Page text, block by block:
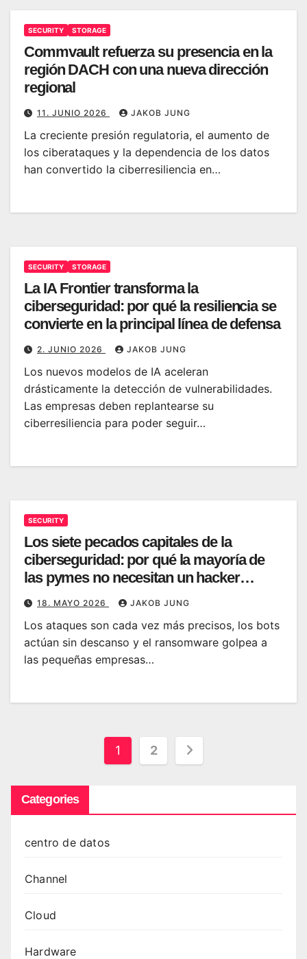
SECURITY STORAGE
Commvault refuerza su presencia en la
región DACH con una nueva dirección
regional
11. JUNIO 2026 JAKOB JUNG
La creciente presión regulatoria, el aumento de
los ciberataques y la dependencia de los datos
han convertido la ciberresiliencia en…
SECURITY STORAGE
La IA Frontier transforma la
ciberseguridad: por qué la resiliencia se
convierte en la principal línea de defensa
2. JUNIO 2026 JAKOB JUNG
Los nuevos modelos de IA aceleran
drásticamente la detección de vulnerabilidades.
Las empresas deben replantearse su
ciberresiliencia para poder seguir…
SECURITY
Los siete pecados capitales de la
ciberseguridad: por qué la mayoría de
las pymes no necesitan un hacker
sofisticado para ser vulneradas
18. MAYO 2026 JAKOB JUNG
Los ataques son cada vez más precisos, los bots
actúan sin descanso y el ransomware golpea a
las pequeñas empresas…
Paginación
1 2
Categories
centro de datos
Channel
Cloud
Hardware